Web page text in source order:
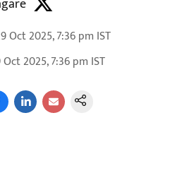
Oct 2025, 7:36 pm IST
Oct 2025, 7:36 pm IST